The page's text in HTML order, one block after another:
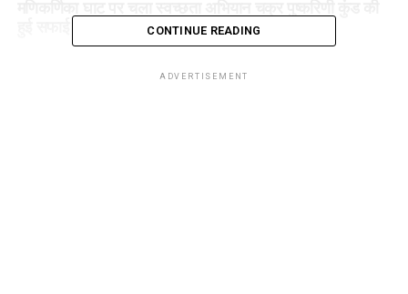
CONTINUE READING
ADVERTISEMENT